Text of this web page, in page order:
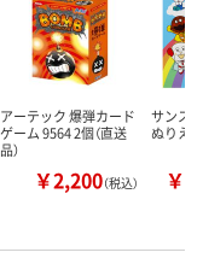
アーテック 爆弾カード
ゲーム 9564 2個（直送
品）
￥2,200（税込）
サンス
ぬりえ
￥